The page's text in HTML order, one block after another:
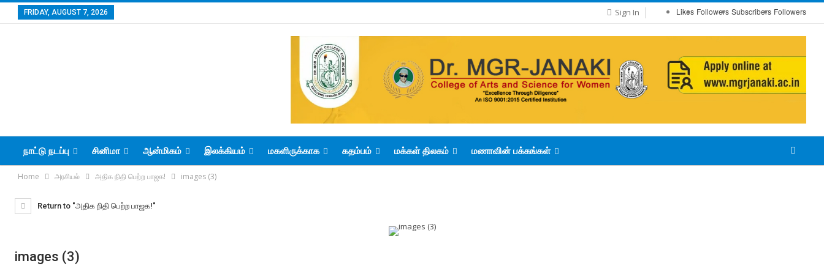
Likes Followers Subscribers Followers
Sign In
FRIDAY, AUGUST 7, 2026
நாட்டு நடப்பு சினிமா ஆன்மிகம் இலக்கியம் மகளிருக்காக கதம்பம் மக்கள் திலகம் மணாவின் பக்கங்கள்
Home அரசியல் அதிக நிதி பெற்ற பாஜக! images (3)
Return to "அதிக நிதி பெற்ற பாஜக!"
images (3)